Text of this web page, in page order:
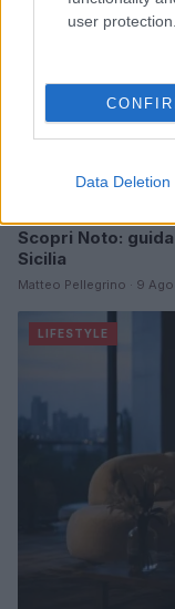
user protection.
Data Deletion
Scopri Noto:
Sicilia
Matteo Pellegrino · 9
LIFESTYLE